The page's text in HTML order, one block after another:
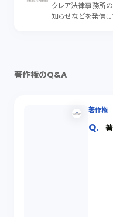
クレア法律事務所
知らせなどを発信し
著作権のQ&A
著作権